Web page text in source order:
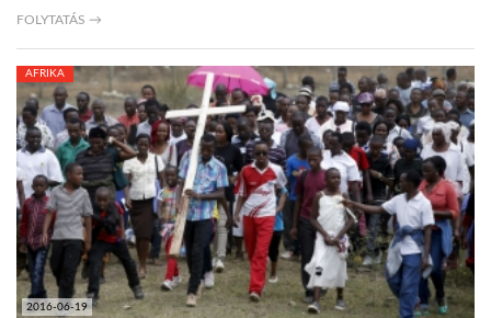
FOLYTATÁS →
2016-06-19
AFRIKA